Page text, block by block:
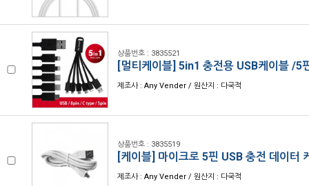
상품번호 : 3835521
[멀티케이블] 5in1 충전용 USB케이블 /5
제조사 : Any Vender / 원산지 : 다국적
상품번호 : 3835519
[케이블] 마이크로 5핀 USB 충전 데이터
제조사 : Any Vender / 원산지 : 다국적